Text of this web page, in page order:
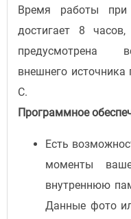
Время работы при
достигает 8
предусмотрена
внешнего источника
C.
Программное
Есть
моменты
внутреннюю
Данные фото